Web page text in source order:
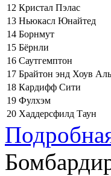
12 Кристал Пэлас
13 Ньюкасл Юнайтед
14 Борнмут
15 Бёрнли
16 Саутгемптон
17 Брайтон энд Хоув
18 Кардифф Сити
19 Фулхэм
20 Хаддерсфилд Таун